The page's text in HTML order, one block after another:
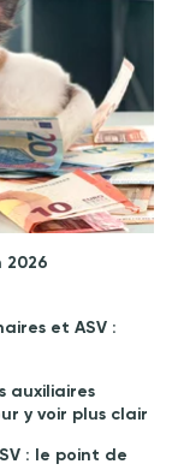
2026
et ASV :
auxiliaires
y voir plus clair
: le point de